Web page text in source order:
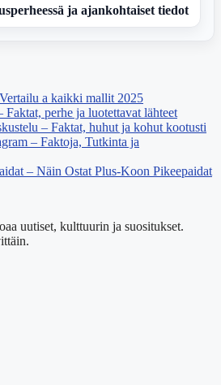
ja ajankohtaiset tiedot
a kaikki mallit 2025
perhe ja luotettavat lähteet
– Faktat, huhut ja kohut kootusti
– Faktoja, Tutkinta ja
– Näin Ostat Plus-Koon Pikeepaidat
uutiset, kulttuurin ja suositukset.